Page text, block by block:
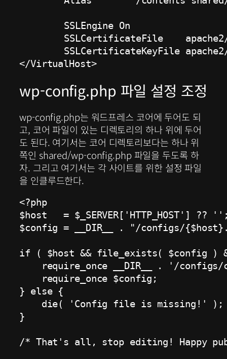
</VirtualHost>
wp-config.php 파일 설정 조정
wp-config.php는 워드프레스 코어에 두어도 되
고, 코어 파일이 있는 디렉토리의 하나 위에 두어
도 된다. 여기서는 코어 디렉토리보다는 하나 위
쪽인 shared/wp-config.php 파일을 두도록 하
자. 그리고 여기서는 각 사이트를 위한 설정 파일
을 인클루드한다.
<?php
$host   = $_SERVER['HTTP_HOST'] ??
$config = __DIR__ . "/configs/
if ( $host && file_exists( $config )
require_once __DIR__ . '/configs/
    require_once $config;
} else {
    die( 'Config file is missing!' );
}
/* That's all, stop editing! Happy